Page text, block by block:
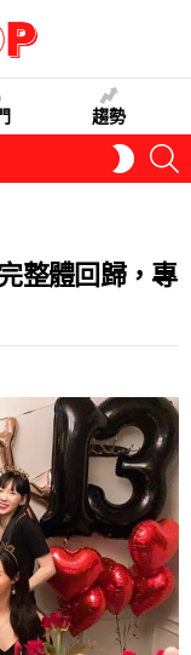
趨勢
SKIN
整體回歸，專